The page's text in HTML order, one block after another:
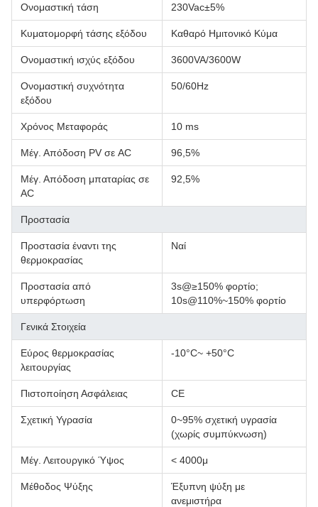
Ονομαστική τάση 230Vac±5%
Κυματομορφή τάσης εξόδου Καθαρό Ημιτονικό Κύμα
Ονομαστική ισχύς εξόδου 3600VA/3600W
Ονομαστική συχνότητα
εξόδου
50/60Hz
Χρόνος Μεταφοράς 10 ms
Μέγ. Απόδοση PV σε AC 96,5%
Μέγ. Απόδοση μπαταρίας σε
AC
92,5%
Προστασία
Προστασία έναντι της
θερμοκρασίας
Ναί
Προστασία από
υπερφόρτωση
3s@≥150% φορτίο;
10s@110%~150% φορτίο
Γενικά Στοιχεία
Εύρος θερμοκρασίας
λειτουργίας
-10°C~ +50°C
Πιστοποίηση Ασφάλειας CE
Σχετική Υγρασία
0~95% σχετική υγρασία
(χωρίς συμπύκνωση)
Μέγ. Λειτουργικό Ύψος < 4000μ
Μέθοδος Ψύξης
Έξυπνη ψύξη με
ανεμιστήρα